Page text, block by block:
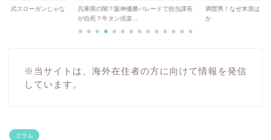
公式スローガンじゃな
兵庫県の闇？阪神優勝パレードで担当課長
が自死？牛タン倶楽...
満塁男！なぜ木浪は満
か
※当サイトは、海外在住者の方に向けて情報を発信
しています。
コラム